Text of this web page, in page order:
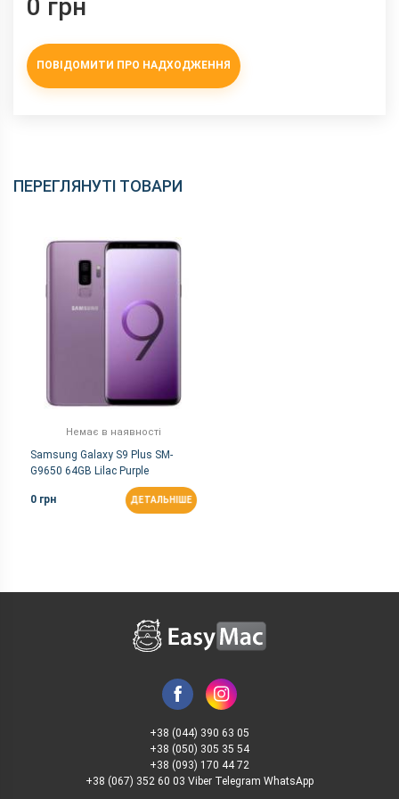
0 грн
ПОВІДОМИТИ ПРО НАДХОДЖЕННЯ
ПЕРЕГЛЯНУТІ ТОВАРИ
Немає в наявності
Samsung Galaxy S9 Plus SM-
G9650 64GB Lilac Purple
0 грн
ДЕТАЛЬНІШЕ
+38 (044) 390 63 05
+38 (050) 305 35 54
+38 (093) 170 44 72
+38 (067) 352 60 03 Viber Telegram WhatsApp